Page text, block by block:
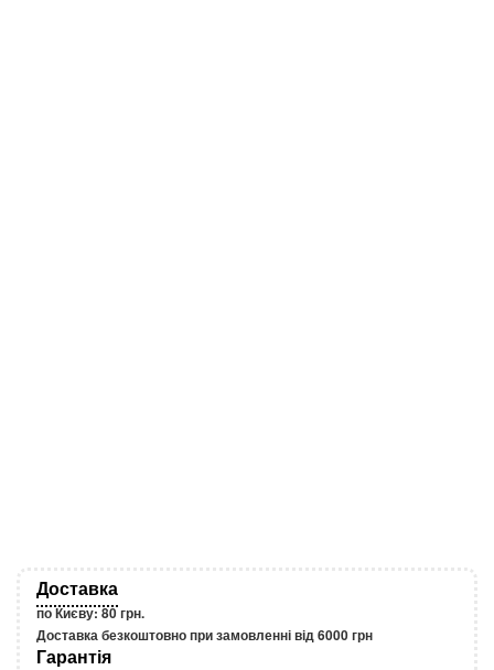
Доставка
по Києву: 80 грн.
Доставка безкоштовно при замовленні від 6000 грн
Гарантія